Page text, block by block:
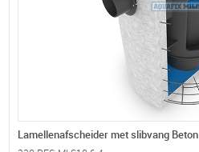
Lamellenafscheider met slibvang Beton